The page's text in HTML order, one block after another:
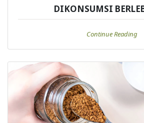
DIKONSUMSI
Continue Reading